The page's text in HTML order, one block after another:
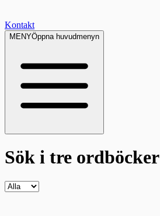
Kontakt
MENYÖppna huvudmenyn
Sök i tre ordböcker